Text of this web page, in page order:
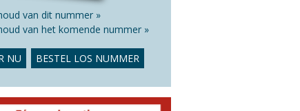
van dit nummer »
van het komende nummer »
NU BESTEL LOS NUMMER